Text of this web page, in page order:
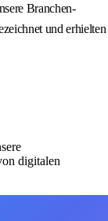
Branchen-
und erhielten
digitalen